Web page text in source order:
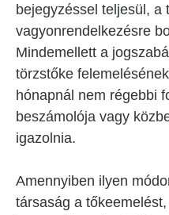
bejegyzéssel teljesül, a
vagyonrendelkezésre
Mindemellett a
törzstőke
hónapnál nem régebbi
beszámolója vagy
igazolnia.
Amennyiben ilyen
társaság a